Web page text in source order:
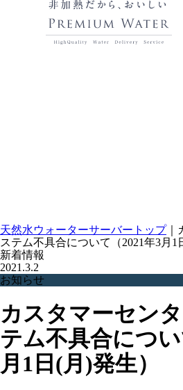
天然水ウォーターサーバートップ｜
ステム不具合について（2021年3月1
新着情報
2021.3.2
お知らせ
カスタマーセン
テム不具合につ
月1日(月)発生）